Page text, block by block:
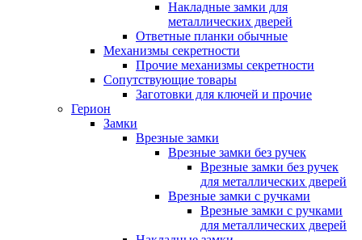
Накладные замки для
металлических дверей
Ответные планки обычные
Механизмы секретности
Прочие механизмы секретности
Сопутствующие товары
Заготовки для ключей и прочие
Герион
Замки
Врезные замки
Врезные замки без ручек
Врезные замки без ручек
для металлических дверей
Врезные замки с ручками
Врезные замки с ручками
для металлических дверей